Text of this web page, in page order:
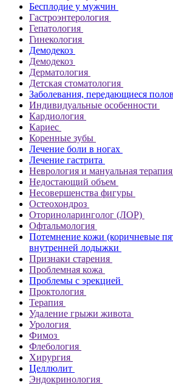
Бесплодие у мужчин
Гастроэнтерология
Гепатология
Гинекология
Демодекоз
Демодекоз
Дерматология
Детская стоматология
Заболевания, передающиеся
Индивидуальные особенности
Кардиология
Кариес
Коренные зубы
Лечение боли в ногах
Лечение гастрита
Неврология и мануальная терапия
Недостающий объем
Несовершенства фигуры
Остеохондроз
Оториноларинголог (ЛОР)
Офтальмология
Потемнение кожи (коричневые
внутренней лодыжки
Признаки старения
Проблемная кожа
Проблемы с эрекцией
Проктология
Терапия
Удаление грыжи живота
Урология
Фимоз
Флебология
Хирургия
Целлюлит
Эндокринология